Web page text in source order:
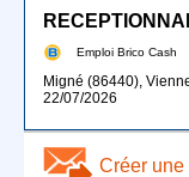
Emploi Brico Cash
Migné (86440),
22/07/2026
Créer une